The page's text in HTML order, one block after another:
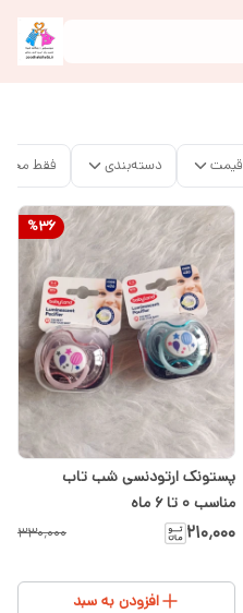
قیمت دسته‌بندی فقط
%36
پستونک ارتودنسی شب تاب
مناسب ۰ تا ۶ ماه
۲۱۰٬۰۰۰ ۳۳۰٬۰۰۰
افزودن به سبد